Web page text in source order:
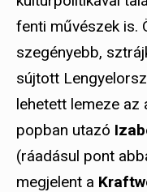
fenti művészek is.
szegényebb,
sújtott
lehetett lemeze
popban utazó
(ráadásul pont
megjelent a